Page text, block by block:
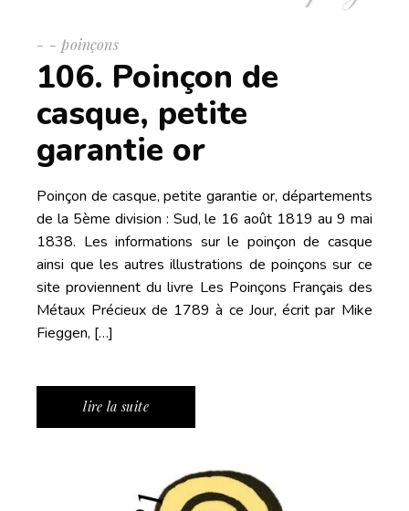
- poinçons
106. Poinçon de
casque, petite
garantie or
Poinçon de casque, petite garantie or, départements
de la 5ème division : Sud, le 16 août 1819 au 9 mai
1838. Les informations sur le poinçon de casque
ainsi que les autres illustrations de poinçons sur ce
site proviennent du livre Les Poinçons Français des
Métaux Précieux de 1789 à ce Jour, écrit par Mike
Fieggen, […]
lire la suite